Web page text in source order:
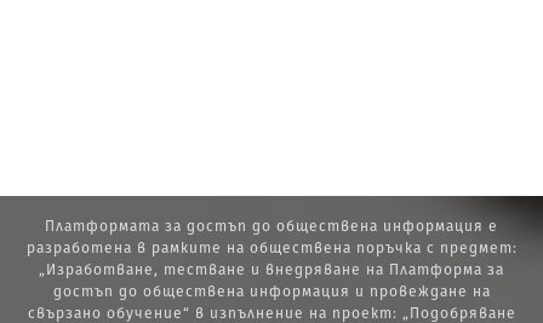
Платформата за достъп до обществена информация е
разработена в рамките на обществена поръчка с предмет:
„Изработване, тестване и внедряване на Платформа за
достъп до обществена информация и провеждане на
свързано обучение“ в изпълнение на проект: „Подобряване